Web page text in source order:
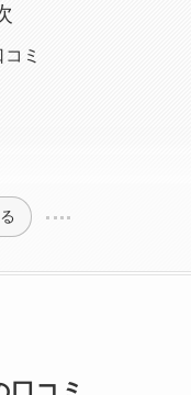
ミ